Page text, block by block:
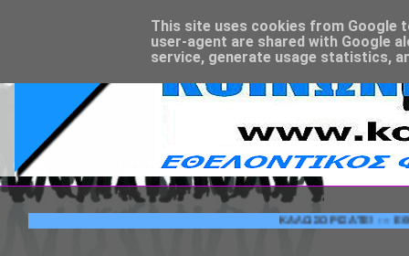
ΚΑΛΩΣΟΡΙΣΑΤΕ! ---
This site uses cookies from Google
user-agent are shared with Google
service, generate usage statistics,